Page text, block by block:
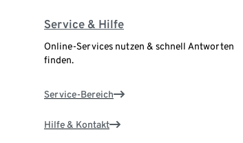
Service & Hilfe
Online-Services nutzen & schnell Antworten
finden.
Service-Bereich
Hilfe & Kontakt